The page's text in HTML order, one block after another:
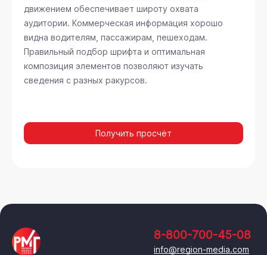
движением обеспечивает широту охвата
аудитории. Коммерческая информация хорошо
видна водителям, пассажирам, пешеходам.
Правильный подбор шрифта и оптимальная
композиция элементов позволяют изучать
сведения с разных ракурсов.
Получить просчёт
8-800-700-45-08
info@region-media.com